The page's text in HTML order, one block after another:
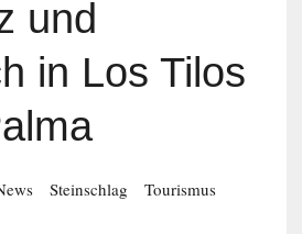
und
in Los Tilos
Steinschlag
Tourismus